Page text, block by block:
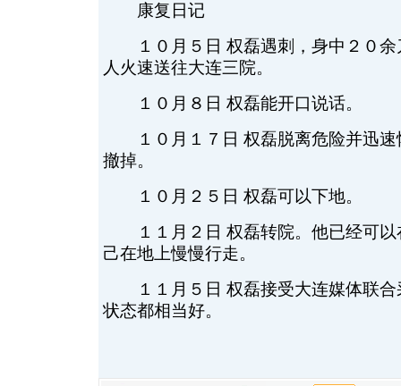
康复日记
１０月５日 权磊遇刺，身中２０余
人火速送往大连三院。
１０月８日 权磊能开口说话。
１０月１７日 权磊脱离危险并迅速
撤掉。
１０月２５日 权磊可以下地。
１１月２日 权磊转院。他已经可以
己在地上慢慢行走。
１１月５日 权磊接受大连媒体联合
状态都相当好。